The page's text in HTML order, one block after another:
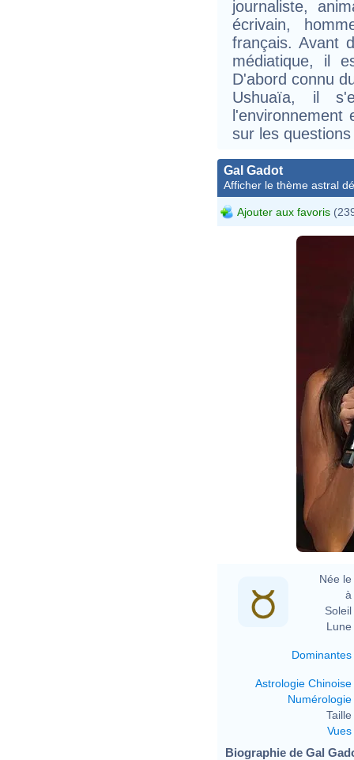
journaliste,
écrivain,
français. Avant
médiatique, il
D'abord connu
Ushuaïa, il
l'environnement
sur les
Gal Gadot
Afficher le thème astral
Ajouter aux favoris
Née le
à
Soleil
Lune
Dominantes
Astrologie Chinoise
Numérologie
Taille
Vues
Biographie de Gal